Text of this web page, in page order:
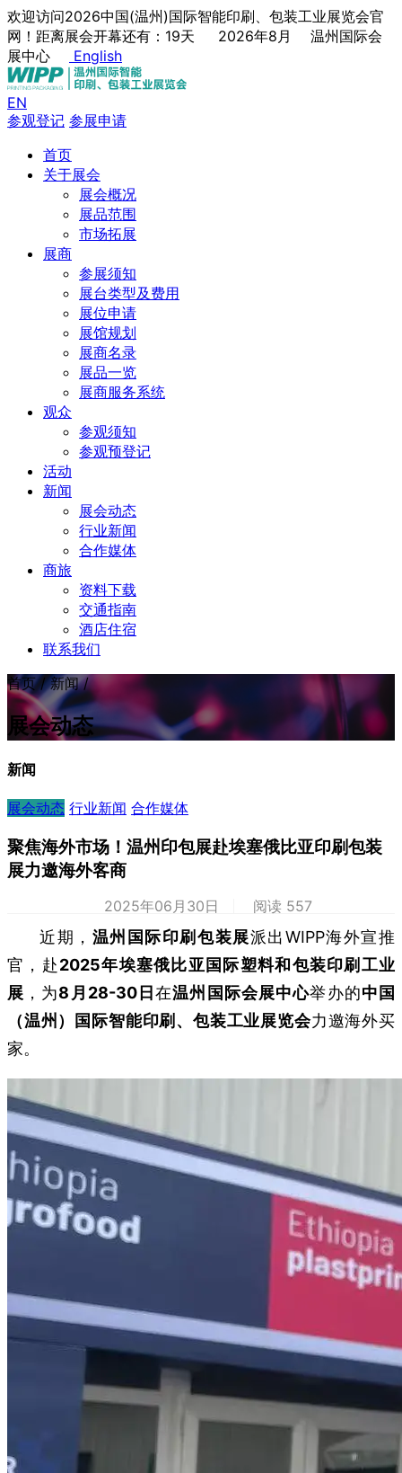
欢迎访问2026中国(温州)国际智能印刷、包装工业展览会官
网！距离展会开幕还有：19天
2026年8月
温州国际会
展中心
English
EN
参观登记 参展申请
首页
关于展会
展会概况
展品范围
市场拓展
展商
参展须知
展台类型及费用
展位申请
展馆规划
展商名录
展品一览
展商服务系统
观众
参观须知
参观预登记
活动
新闻
展会动态
行业新闻
合作媒体
商旅
资料下载
交通指南
酒店住宿
联系我们
首页 / 新闻 /
展会动态
新闻
展会动态 行业新闻 合作媒体
聚焦海外市场！温州印包展赴埃塞俄比亚印刷包装
展力邀海外客商
2025年06月30日 阅读 557
近期， 温州国际印刷包装展派出WIPP海外宣推
官，赴2025年埃塞俄比亚国际塑料和包装印刷工业
展 ，为8月28-30日在温州国际会展中心举办的中国
（温州）国际智能印刷、包装工业展览会力邀海外买
家。